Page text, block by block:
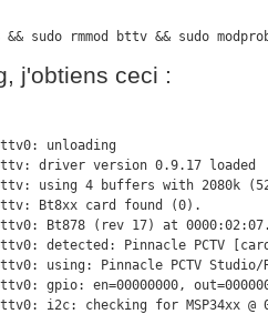
&& sudo rmmod bttv && sudo
j'obtiens ceci :
unloading
bttv: driver version 0.9.17 loaded
bttv: using 4 buffers with 2080k
bttv: Bt8xx card found (0).
bttv0: Bt878 (rev 17) at
detected: Pinnacle PCTV
using: Pinnacle PCTV
bttv0: gpio: en=00000000,
i2c: checking for MSP34xx